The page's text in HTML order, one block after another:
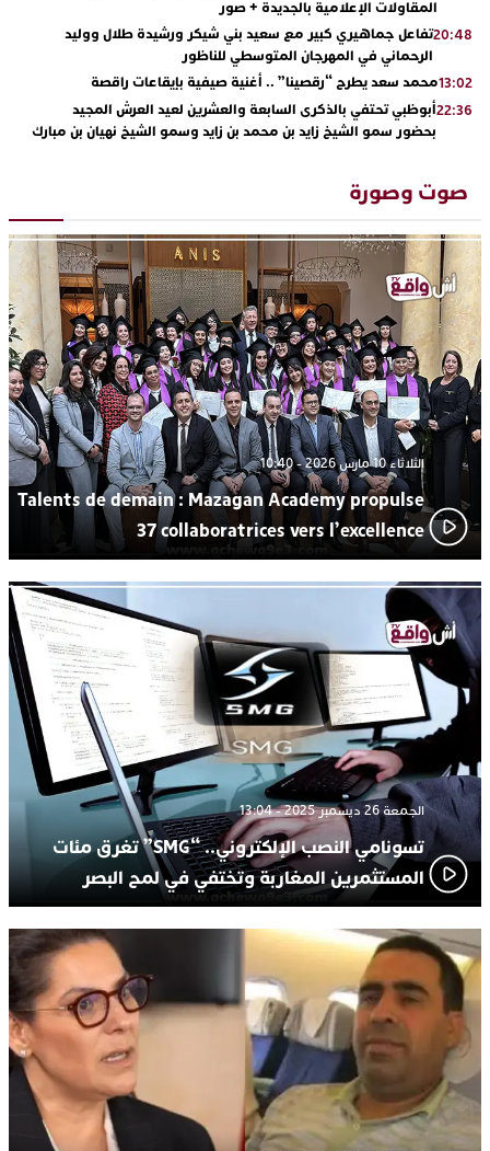
المقاولات الإعلامية بالجديدة + صور
20:48تفاعل جماهيري كبير مع سعيد بني شيكر ورشيدة طلال ووليد
الرحماني في المهرجان المتوسطي للناظور
13:02محمد سعد يطرح “رقصينا” .. أغنية صيفية بإيقاعات راقصة
22:36أبوظبي تحتفي بالذكرى السابعة والعشرين لعيد العرش المجيد
بحضور سمو الشيخ زايد بن محمد بن زايد وسمو الشيخ نهيان بن مبارك
“كوفرة فالغيس”
19:11يقظة أمنية تنهي كابوس الفتاة القاصر: كواليس مثيرة لعملية تحرير
17:27 اتحاد المقاولات الإعلامية يقود قاطرة التكوين بالجديدة ويستضيف
الإعلامي سعيد بلفقير في دورة استثنائية
23:18ترسيخا لثقافة ترشيد الموارد المائية.. اختتام فعاليات النسخة الثانية
من “القرية الذكية للماء” بمركز الاصطياف ببوزنيقة
صوت وصورة
الثلاثاء 10 مارس 2026 - 10:40
Talents de demain : Mazagan Academy propulse
37 collaboratrices vers l’excellence
الجمعة 26 ديسمبر 2025 - 13:04
تسونامي النصب الإلكتروني.. “SMG” تغرق مئات
المستثمرين المغاربة وتختفي في لمح البصر